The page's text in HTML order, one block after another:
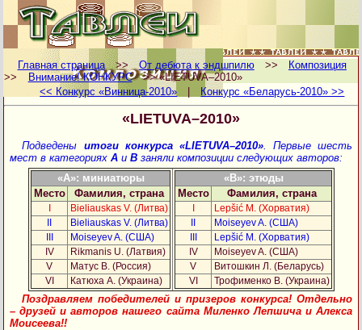
Главная страница >> От дебюта к эндшпилю >>
Композиция
>>
Внимание! КОНКУРС
>> «LIETUVA–2010»
<< Конкурс «Винница-2010»
Конкурс «Беларусь-2010» >>
«LIETUVA–2010»
Подведены итоги конкурса «LIETUVA–2010». Первые шесть
мест в категорияхA иB заняли композиции следующих авторов:
«A»: миниатюры
Место
Фамилия, страна
Bieliauskas V. (Литва)
Bieliauskas V. (Литва)
Moiseyev A. (США)
IV
Rikmanis U. (Латвия)
V
Матус В. (Россия)
VI
Катюха А. (Украина)
«B»: этюды
Место
Фамилия, страна
Lepšić M. (Хорватия)
Moiseyev A. (США)
Lepšić M. (Хорватия)
IV
Moiseyev A. (США)
V
Витошкин Л. (Беларусь)
VI
Трофименко В. (Украина)
Поздравляем победителей и призеров конкурса! Отдельно
– друзей и авторов нашего сайта Миленко Лепшича и Алекса
Моисеева!!